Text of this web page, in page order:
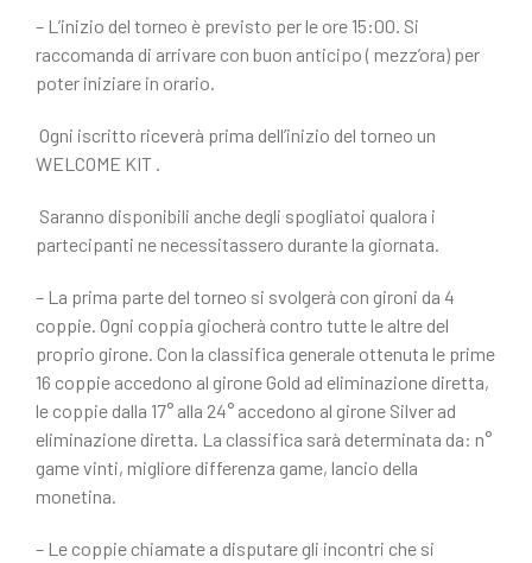
– L’inizio del torneo è previsto per le ore 15:00. Si
raccomanda di arrivare con buon anticipo ( mezz’ora) per
poter iniziare in orario.
Ogni iscritto riceverà prima dell’inizio del torneo un
WELCOME KIT .
Saranno disponibili anche degli spogliatoi qualora i
partecipanti ne necessitassero durante la giornata.
– La prima parte del torneo si svolgerà con gironi da 4
coppie. Ogni coppia giocherà contro tutte le altre del
proprio girone. Con la classifica generale ottenuta le prime
16 coppie accedono al girone Gold ad eliminazione diretta,
le coppie dalla 17° alla 24° accedono al girone Silver ad
eliminazione diretta. La classifica sarà determinata da: n°
game vinti, migliore differenza game, lancio della
monetina.
– Le coppie chiamate a disputare gli incontri che si